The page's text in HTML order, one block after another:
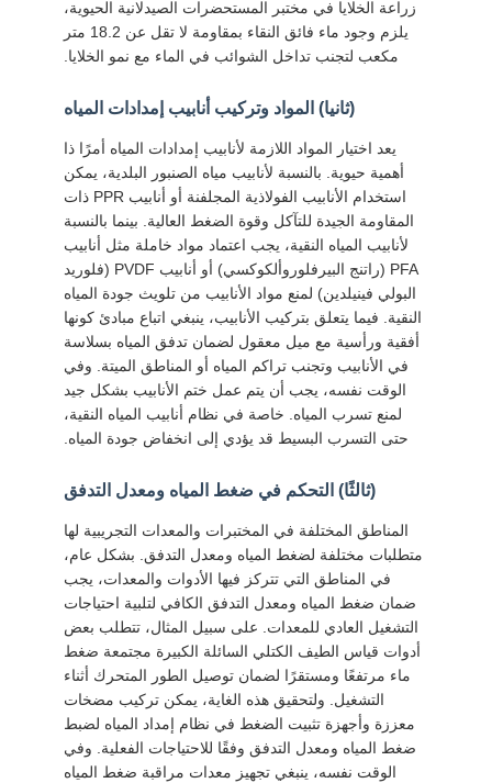
زراعة الخلايا في مختبر المستحضرات الصيدلانية الحيوية،
يلزم وجود ماء فائق النقاء بمقاومة لا تقل عن 18.2 متر
مكعب لتجنب تداخل الشوائب في الماء مع نمو الخلايا.
(ثانيا) المواد وتركيب أنابيب إمدادات المياه
يعد اختيار المواد اللازمة لأنابيب إمدادات المياه أمرًا ذا
أهمية حيوية. بالنسبة لأنابيب مياه الصنبور البلدية، يمكن
استخدام الأنابيب الفولاذية المجلفنة أو أنابيب PPR ذات
المقاومة الجيدة للتآكل وقوة الضغط العالية. بينما بالنسبة
لأنابيب المياه النقية، يجب اعتماد مواد خاملة مثل أنابيب
PFA (راتنج البيرفلوروألكوكسي) أو أنابيب PVDF (فلوريد
البولي فينيلدين) لمنع مواد الأنابيب من تلويث جودة المياه
النقية. فيما يتعلق بتركيب الأنابيب، ينبغي اتباع مبادئ كونها
أفقية ورأسية مع ميل معقول لضمان تدفق المياه بسلاسة
في الأنابيب وتجنب تراكم المياه أو المناطق الميتة. وفي
الوقت نفسه، يجب أن يتم عمل ختم الأنابيب بشكل جيد
لمنع تسرب المياه. خاصة في نظام أنابيب المياه النقية،
حتى التسرب البسيط قد يؤدي إلى انخفاض جودة المياه.
(ثالثًا) التحكم في ضغط المياه ومعدل التدفق
المناطق المختلفة في المختبرات والمعدات التجريبية لها
متطلبات مختلفة لضغط المياه ومعدل التدفق. بشكل عام،
في المناطق التي تتركز فيها الأدوات والمعدات، يجب
ضمان ضغط المياه ومعدل التدفق الكافي لتلبية احتياجات
التشغيل العادي للمعدات. على سبيل المثال، تتطلب بعض
أدوات قياس الطيف الكتلي السائلة الكبيرة مجتمعة ضغط
ماء مرتفعًا ومستقرًا لضمان توصيل الطور المتحرك أثناء
التشغيل. ولتحقيق هذه الغاية، يمكن تركيب مضخات
معززة وأجهزة تثبيت الضغط في نظام إمداد المياه لضبط
ضغط المياه ومعدل التدفق وفقًا للاحتياجات الفعلية. وفي
الوقت نفسه، ينبغي تجهيز معدات مراقبة ضغط المياه